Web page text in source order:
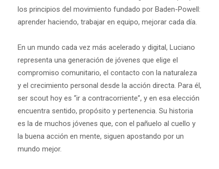
los principios del movimiento fundado por Baden-Powell:
aprender haciendo, trabajar en equipo, mejorar cada día.
En un mundo cada vez más acelerado y digital, Luciano
representa una generación de jóvenes que elige el
compromiso comunitario, el contacto con la naturaleza
y el crecimiento personal desde la acción directa. Para él,
ser scout hoy es “ir a contracorriente”, y en esa elección
encuentra sentido, propósito y pertenencia. Su historia
es la de muchos jóvenes que, con el pañuelo al cuello y
la buena acción en mente, siguen apostando por un
mundo mejor.